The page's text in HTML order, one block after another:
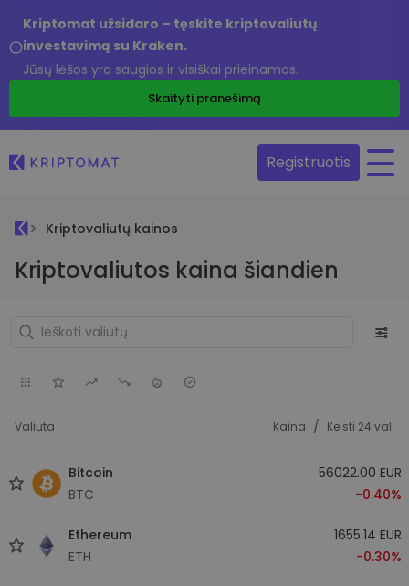
Kriptomat užsidaro – tęskite kriptovaliutų
investavimą su Kraken.
Jūsų lėšos yra saugios ir visiškai prieinamos.
Skaityti pranešimą
Registruotis
Kriptovaliutų kainos
Kriptovaliutos kaina šiandien
Valiuta Kaina / Keisti 24 val.
Bitcoin
BTC
56022.00 EUR
-0.40%
Ethereum
ETH
1655.14 EUR
-0.30%